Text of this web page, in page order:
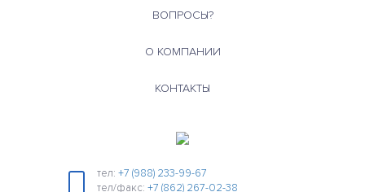
ВОПРОСЫ?
О КОМПАНИИ
КОНТАКТЫ
тел: +7 (988) 233-99-67
тел/факс: +7 (862) 267-02-38